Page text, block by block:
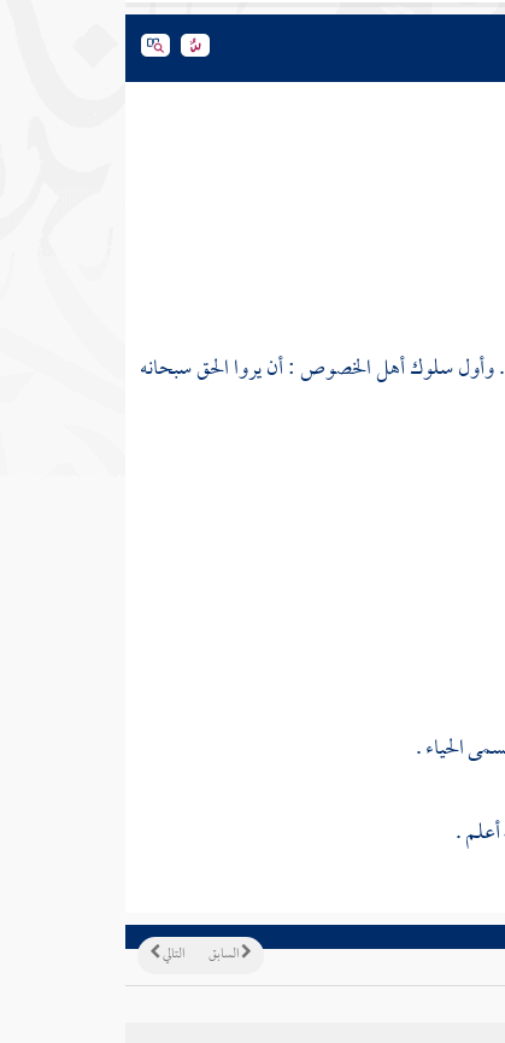
سلوك أهل الخصوص : أن يروا الحق سبحانه
الحياء .
.
التالي السابق